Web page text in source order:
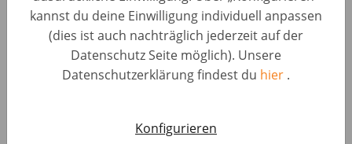
kannst du deine Einwilligung individuell anpassen
(dies ist auch nachträglich jederzeit auf der
Datenschutz Seite möglich). Unsere
Datenschutzerklärung findest du hier .
Konfigurieren
besseren Lesbarkeit wird auf die gleichzeitige
Verwendung der Sprachformen männlich, weiblich und
divers verzichtet.